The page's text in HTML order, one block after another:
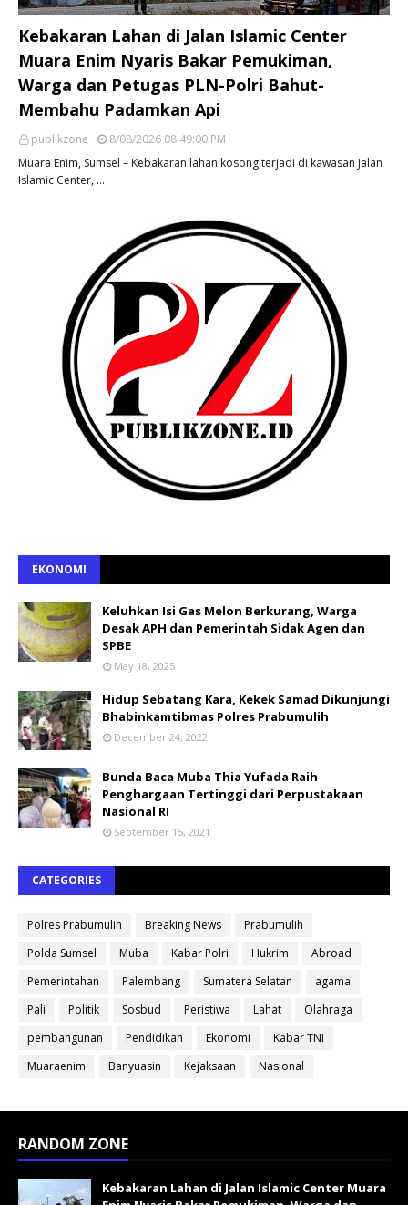
Kebakaran Lahan di Jalan Islamic Center
Muara Enim Nyaris Bakar Pemukiman,
Warga dan Petugas PLN-Polri Bahut-
Membahu Padamkan Api
publikzone
8/08/2026 08:49:00 PM
Muara Enim, Sumsel – Kebakaran lahan kosong terjadi di kawasan Jalan
Islamic Center, …
EKONOMI
Keluhkan Isi Gas Melon Berkurang, Warga
Desak APH dan Pemerintah Sidak Agen dan
SPBE
May 18, 2025
Hidup Sebatang Kara, Kekek Samad Dikunjungi
Bhabinkamtibmas Polres Prabumulih
December 24, 2022
Bunda Baca Muba Thia Yufada Raih
Penghargaan Tertinggi dari Perpustakaan
Nasional RI
September 15, 2021
CATEGORIES
Polres Prabumulih Breaking News
Prabumulih
Polda Sumsel
Muba Kabar Polri Hukrim
Abroad
Pemerintahan
Palembang Sumatera Selatan
agama
Pali
Politik Sosbud Peristiwa Lahat
Olahraga
pembangunan
Pendidikan Ekonomi
Kabar TNI
Muaraenim
Banyuasin Kejaksaan Nasional
RANDOM ZONE
Kebakaran Lahan di Jalan Islamic Center Muara